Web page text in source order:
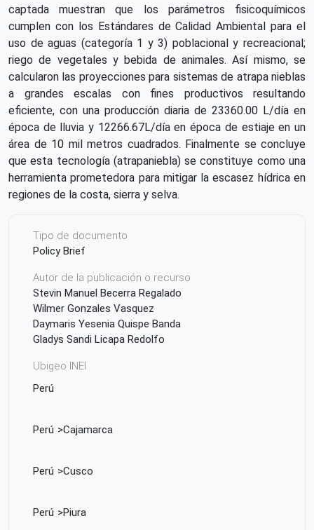
captada muestran que los parámetros fisicoquímicos
cumplen con los Estándares de Calidad Ambiental para el
uso de aguas (categoría 1 y 3) poblacional y recreacional;
riego de vegetales y bebida de animales. Así mismo, se
calcularon las proyecciones para sistemas de atrapa nieblas
a grandes escalas con fines productivos resultando
eficiente, con una producción diaria de 23360.00 L/día en
época de lluvia y 12266.67L/día en época de estiaje en un
área de 10 mil metros cuadrados. Finalmente se concluye
que esta tecnología (atrapaniebla) se constituye como una
herramienta prometedora para mitigar la escasez hídrica en
regiones de la costa, sierra y selva.
Tipo de documento
Policy Brief
Autor de la publicación o recurso
Stevin Manuel Becerra Regalado
Wilmer Gonzales Vasquez
Daymaris Yesenia Quispe Banda
Gladys Sandi Licapa Redolfo
Ubigeo INEI
Perú
Perú Cajamarca
Perú Cusco
Perú Piura